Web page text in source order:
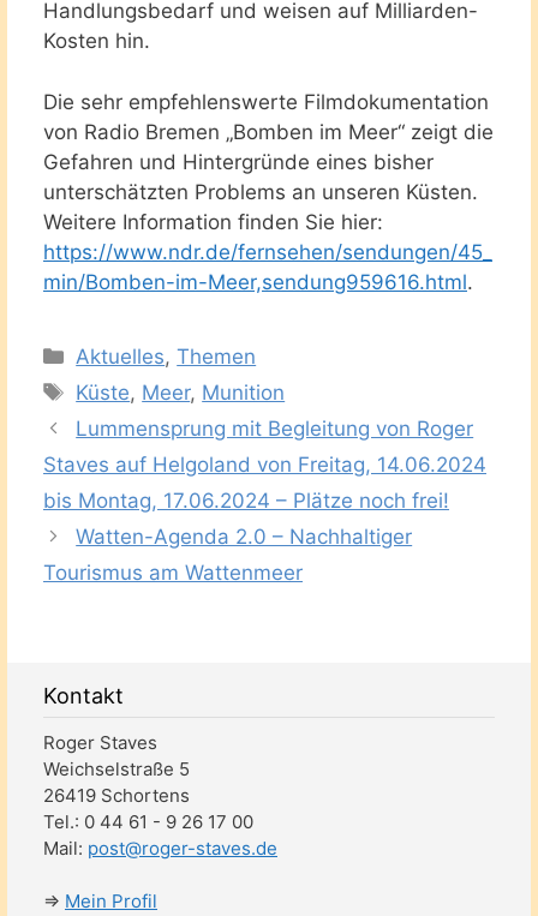
Handlungsbedarf und weisen auf Milliarden-
Kosten hin.
Die sehr empfehlenswerte Filmdokumentation
von Radio Bremen „Bomben im Meer“ zeigt die
Gefahren und Hintergründe eines bisher
unterschätzten Problems an unseren Küsten.
Weitere Information finden Sie hier:
https://www.ndr.de/fernsehen/sendungen/45_
min/Bomben-im-Meer,sendung959616.html.
Kategorien
Aktuelles,Themen
Schlagwörter
Küste, Meer, Munition
Lummensprung mit Begleitung von Roger
Staves auf Helgoland von Freitag, 14.06.2024
bis Montag, 17.06.2024 – Plätze noch frei!
Watten-Agenda 2.0 – Nachhaltiger
Tourismus am Wattenmeer
Kontakt
Roger Staves
Weichselstraße 5
26419 Schortens
Tel.: 0 44 61 - 9 26 17 00
Mail: post@roger-staves.de
⇒ Mein Profil